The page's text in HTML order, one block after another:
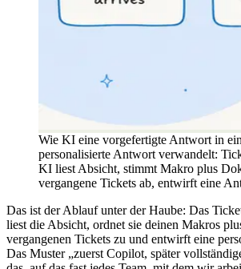
Wie KI eine vorgefertigte Antwort in
personalisierte Antwort verwandelt:
KI liest Absicht, stimmt Makro plus
vergangene Tickets ab, entwirft eine
Das ist der Ablauf unter der Haube: Das
liest die Absicht, ordnet sie deinen Makros
vergangenen Tickets zu und entwirft eine
Das Muster „zuerst Copilot, später